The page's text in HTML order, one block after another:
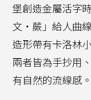
堡創造金屬活字
文・蕨」給人曲
造形帶有卡洛林
兩者皆為手抄用
有自然的流線感。